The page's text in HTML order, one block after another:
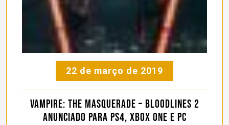
22 de março de 2019
Vampire: The Masquerade – Bloodlines 2
anunciado para PS4, Xbox One e PC